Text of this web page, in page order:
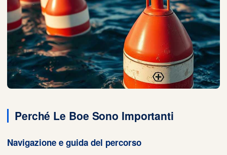
Perché Le Boe Sono Importanti
Navigazione e guida del percorso